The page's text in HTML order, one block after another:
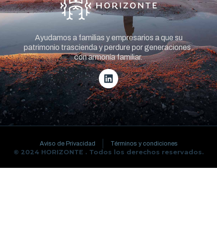
Ayudamos a familias y empresarios a que su
patrimonio trascienda y perdure por generaciones,
con armonía familiar.
Aviso de Privacidad Términos y condiciones
© 2024 HORIZONTE . Todos los derechos reservados.